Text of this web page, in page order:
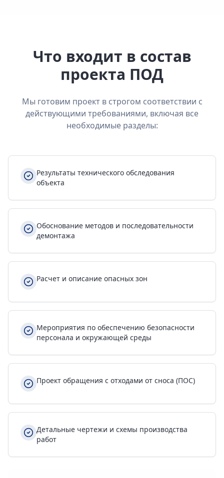
Что входит в состав
проекта ПОД
Мы готовим проект в строгом соответствии с
действующими требованиями, включая все
необходимые разделы:
Результаты технического обследования
объекта
Обоснование методов и последовательности
демонтажа
Расчет и описание опасных зон
Мероприятия по обеспечению безопасности
персонала и окружающей среды
Проект обращения с отходами от сноса (ПОС)
Детальные чертежи и схемы производства
работ